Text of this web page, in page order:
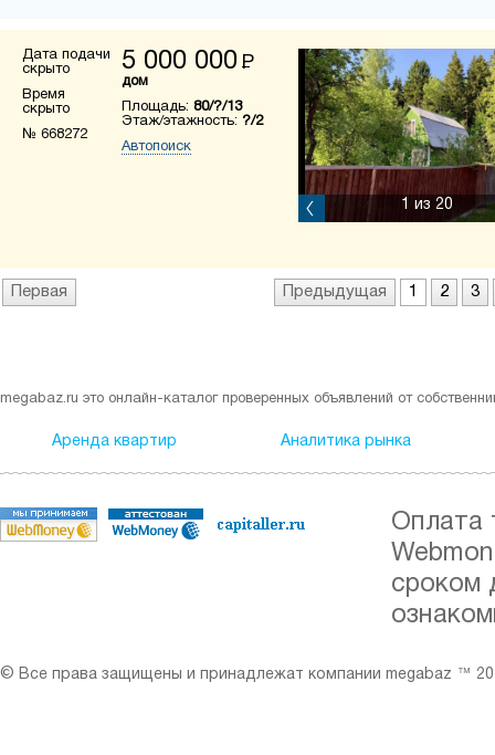
Дата подачи
скрыто
Время
скрыто
№ 668272
5 000 000 Р
дом
Площадь: 80/?/13
Этаж/этажность: ?/2
Автопоиск
1 из 20
Первая Предыдущая 1 2 3
megabaz.ru это онлайн-каталог проверенных объявлений от
Аренда квартир Аналитика рынка
Оплата
сроком
© Все права защищены и принадлежат компании megabaz ™